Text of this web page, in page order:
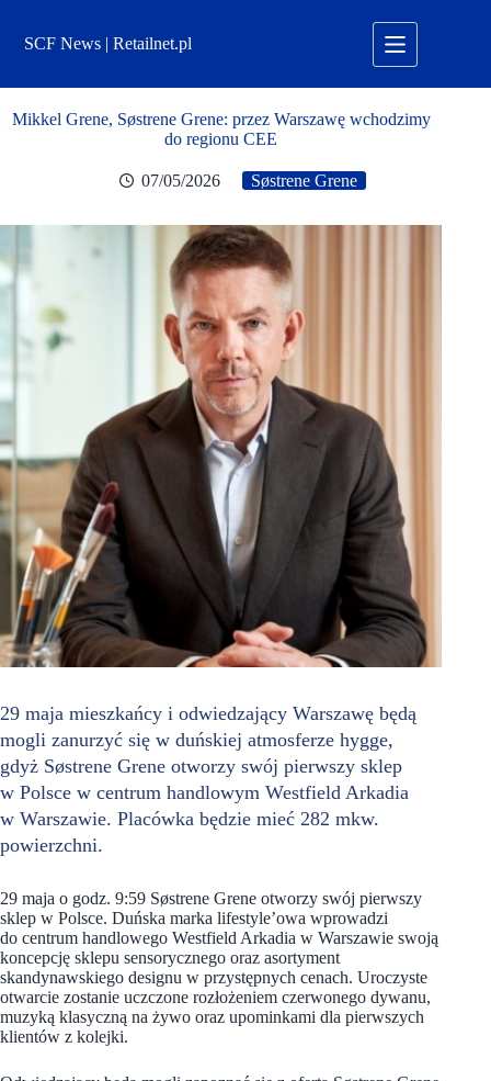
treściSCF News | Retailnet.pl
Mikkel Grene, Søstrene Grene: przez Warszawę wchodzimy
do regionu CEE
07/05/2026 Søstrene Grene
29 maja mieszkańcy i odwiedzający Warszawę będą
mogli zanurzyć się w duńskiej atmosferze hygge,
gdyż Søstrene Grene otworzy swój pierwszy sklep
w Polsce w centrum handlowym Westfield Arkadia
w Warszawie. Placówka będzie mieć 282 mkw.
powierzchni.
29 maja o godz. 9:59 Søstrene Grene otworzy swój pierwszy
sklep w Polsce. Duńska marka lifestyle’owa wprowadzi
do centrum handlowego Westfield Arkadia w Warszawie swoją
koncepcję sklepu sensorycznego oraz asortyment
skandynawskiego designu w przystępnych cenach. Uroczyste
otwarcie zostanie uczczone rozłożeniem czerwonego dywanu,
muzyką klasyczną na żywo oraz upominkami dla pierwszych
klientów z kolejki.